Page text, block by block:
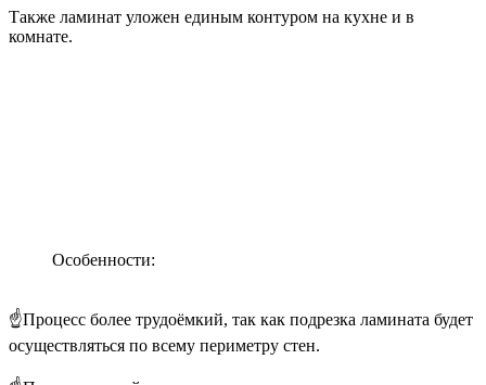
Также ламинат уложен единым контуром на кухне и в
комнате.
Особенности:
☝️Процесс более трудоёмкий, так как подрезка ламината будет
осуществляться по всему периметру стен.